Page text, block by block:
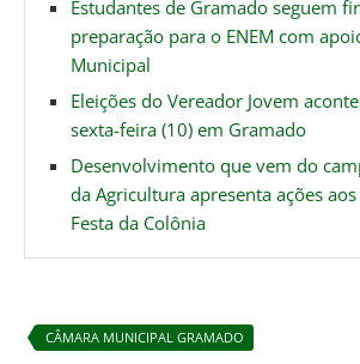
Estudantes de Gramado seguem
preparação para o ENEM com
Municipal
Eleições do Vereador Jovem
sexta-feira (10) em Gramado
Desenvolvimento que vem do
da Agricultura apresenta ações
Festa da Colônia
CÂMARA MUNICIPAL GRAMADO